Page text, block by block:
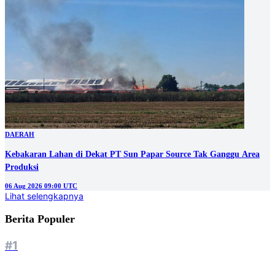
DAERAH
Kebakaran Lahan di Dekat PT Sun Papar Source Tak Ganggu Area
Produksi
06 Aug 2026 09:00 UTC
Lihat selengkapnya
Berita Populer
#1